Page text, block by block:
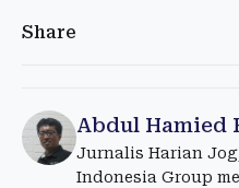
Share
Abdul Hamied
Jurnalis Harian
Indonesia Group